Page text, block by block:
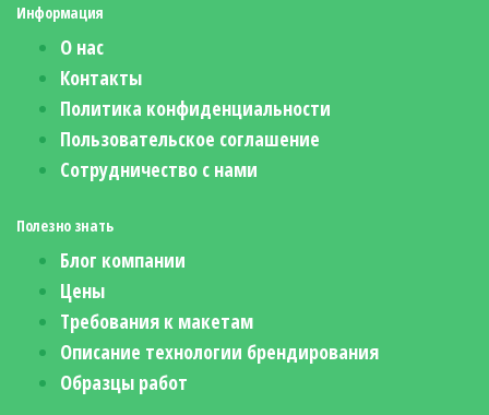
Информация
О нас
Контакты
Политика конфиденциальности
Пользовательское соглашение
Сотрудничество с нами
Полезно знать
Блог компании
Цены
Требования к макетам
Описание технологии брендирования
Образцы работ